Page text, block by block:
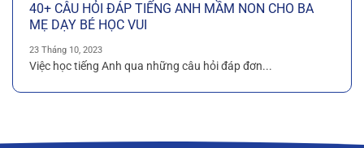
40+ CÂU HỎI ĐÁP TIẾNG ANH MẦM NON CHO BA
MẸ DẠY BÉ HỌC VUI
23 Tháng 10, 2023
Việc học tiếng Anh qua những câu hỏi đáp đơn...